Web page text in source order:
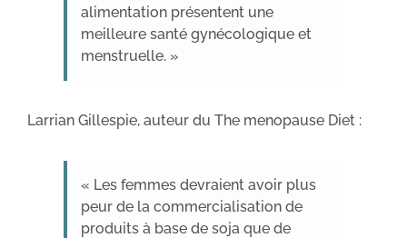
alimentation présentent une
meilleure santé gynécologique et
menstruelle. »
Larrian Gillespie, auteur du The menopause Diet :
« Les femmes devraient avoir plus
peur de la commercialisation de
produits à base de soja que de